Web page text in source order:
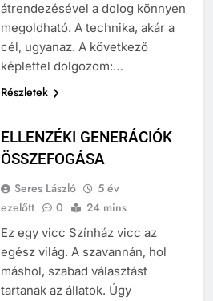
átrendezésével a dolog könnyen
megoldható. A technika, akár a
cél, ugyanaz. A következő
képlettel dolgozom:…
Részletek
ELLENZÉKI GENERÁCIÓK
ÖSSZEFOGÁSA
Seres László
5 év
ezelőtt
0 24 mins
Ez egy vicc Színház vicc az
egész világ. A szavannán, hol
máshol, szabad választást
tartanak az állatok. Úgy